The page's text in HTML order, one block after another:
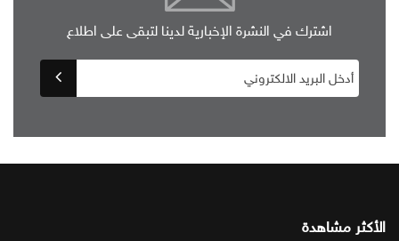
اشترك في النشرة الإخبارية لدينا لتبقى على اطلاع
الأكثر مشاهدة